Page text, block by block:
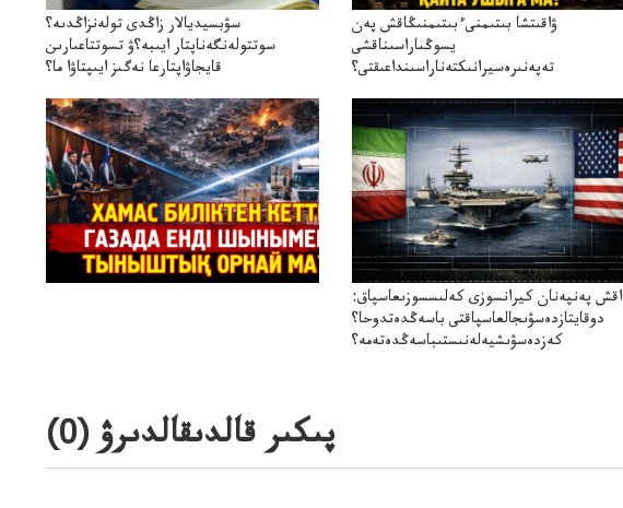
سۋبسيديالار زاڭدى تولەنزاڭدىە؟
سوتتولەنگەناپتار ايىبە؟ۋ تسوتتاعىارىن
قايجاۋاپتارعا نەگىز ايىپتاۋا ما؟
ۋاقىتشا بىتىمنىءبىتىمنىڭاقش پەن
يسوڭىاراسىناقشى
تەپەنىرەسيرانىكتەناراسىنداعىقتى؟
اقش پەنپەنان كيرانسوزى كەلىسسوزىعاسپاق:
دوقايتازدەسۋىجالعاسپاقتى باسەڭدەتدوحا؟
كەزدەسۋىشيەلەنىستىباسەڭدەتەمە؟
پىكىر قالدىقالدىرۋ (0
)